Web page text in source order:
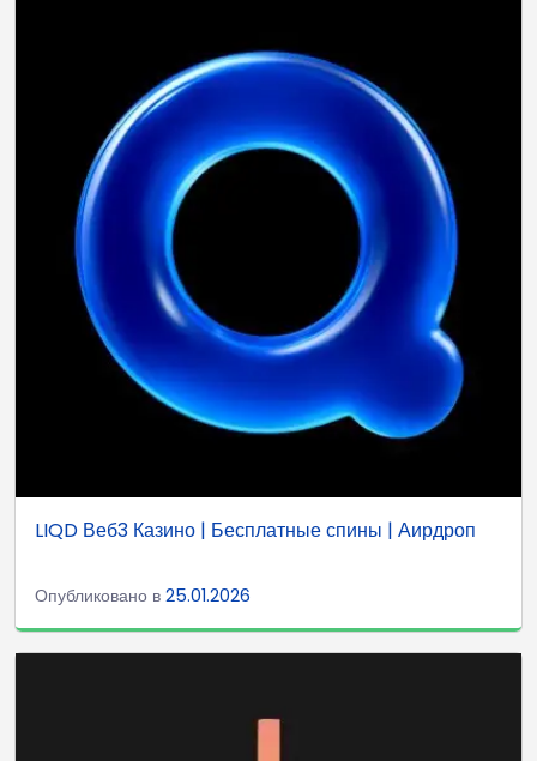
LIQD Веб3 Казино | Бесплатные спины | Аирдроп
Опубликовано в 25.01.2026